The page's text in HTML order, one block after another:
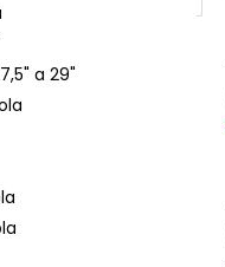
a 29"